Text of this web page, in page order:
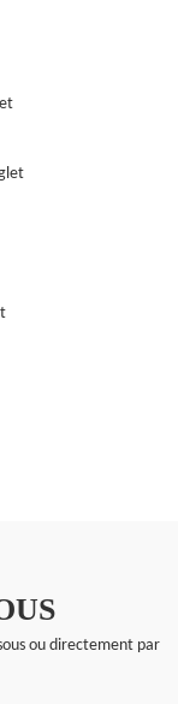
ou directement par